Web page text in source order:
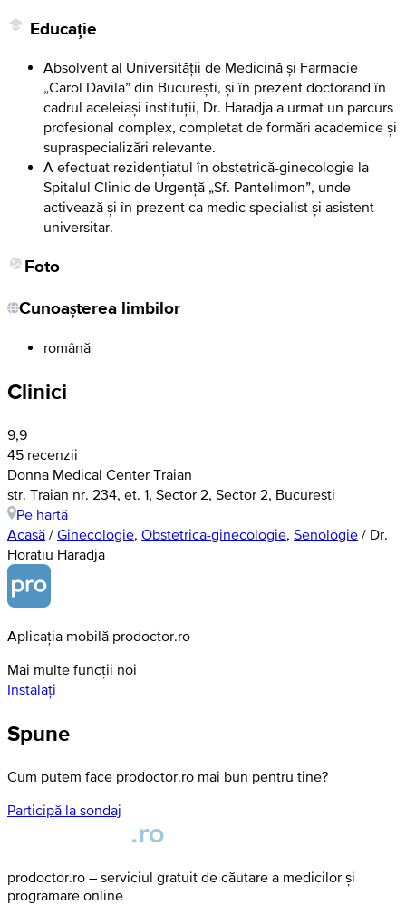
Educație
Absolvent al Universității de Medicină și Farmacie
„Carol Davila” din București, și în prezent doctorand în
cadrul aceleiași instituții, Dr. Haradja a urmat un parcurs
profesional complex, completat de formări academice și
supraspecializări relevante.
A efectuat rezidențiatul în obstetrică-ginecologie la
Spitalul Clinic de Urgență „Sf. Pantelimon”, unde
activează și în prezent ca medic specialist și asistent
universitar.
Foto
Cunoașterea limbilor
română
Clinici
9,9
45 recenzii
Donna Medical Center Traian
str. Traian nr. 234, et. 1, Sector 2, Sector 2, Bucuresti
Pe hartă
Acasă / Ginecologie, Obstetrica-ginecologie, Senologie / Dr.
Horatiu Haradja
Aplicația mobilă prodoctor.ro
Mai multe funcții noi
Instalați
Spune
Cum putem face prodoctor.ro mai bun pentru tine?
Participă la sondaj
prodoctor.ro – serviciul gratuit de căutare a medicilor și
programare online